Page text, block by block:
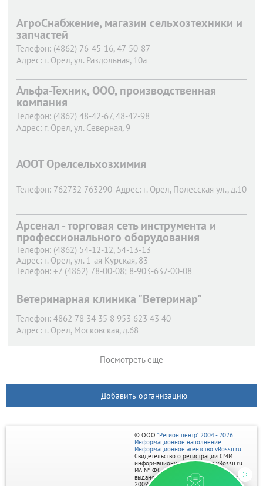
АгроСнабжение, магазин сельхозтехники и
запчастей
Телефон: (4862) 76-45-16, 47-50-87
Адрес: г. Орел, ул. Раздольная, 10а
Альфа-Техник, ООО, производственная
компания
Телефон: (4862) 48-42-67, 48-42-98
Адрес: г. Орел, ул. Северная, 9
АООТ Орелсельхозхимия
Телефон: 762732 763290 Адрес: г. Орел, Полесская ул., д.10
Арсенал - торговая сеть инструмента и
профессионального оборудования
Телефон: (4862) 54-12-12, 54-13-13
Адрес: г. Орел, ул. 1-ая Курская, 83
Телефон: +7 (4862) 78-00-08; 8-903-637-00-08
Адрес: г. Орел, Новосильский пер, дом 3
Телефон:
Адрес: г. Орел, Московское шоссе 126 "б"
Ветеринарная клиника "Ветеринар"
Телефон: 4862 78 34 35 8 953 623 43 40
Адрес: г. Орел, Московская, д.68
Посмотреть ещё
Добавить организацию
© ООО "Регион центр" 2004 - 2026
Информационное наполнение:
Информационное агентство vRossii.ru
Свидетельство о регистрации СМИ
информационного агентства vRossii.ru
ИА № ФС 77‑35502
выдано РОСКОМНАДЗОРом 04 марта
2009г.